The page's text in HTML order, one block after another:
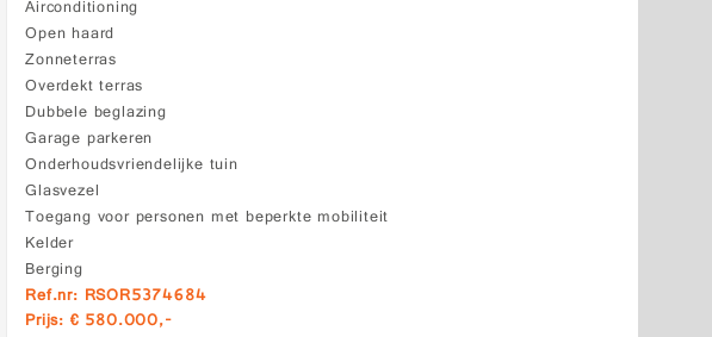
Airconditioning
Open haard
Zonneterras
Overdekt terras
Dubbele beglazing
Garage parkeren
Onderhoudsvriendelijke tuin
Glasvezel
Toegang voor personen met beperkte mobiliteit
Kelder
Berging
Ref.nr: RSOR5374684
Prijs: € 580.000,-